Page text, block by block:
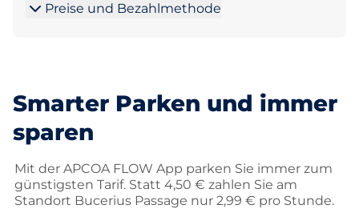
Preise und Bezahlmethode
Smarter Parken und immer
sparen
Mit der APCOA FLOW App parken Sie immer zum
günstigsten Tarif. Statt 4,50 € zahlen Sie am
Standort Bucerius Passage nur 2,99 € pro Stunde.